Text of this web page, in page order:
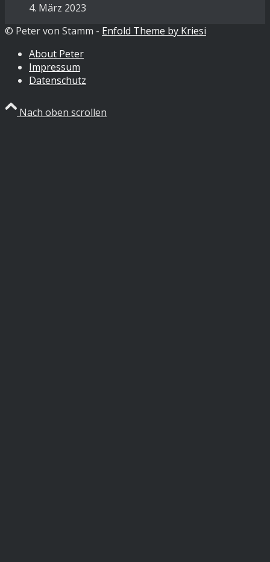
4. März 2023
© Peter von Stamm - Enfold Theme by Kriesi
About Peter
Impressum
Datenschutz
Nach oben scrollen